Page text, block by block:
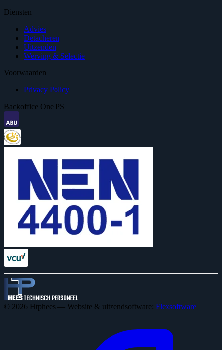
Diensten
Advies
Detacheren
Uitzenden
Werving & Selectie
Voorwaarden
Privacy Policy
Backoffice One PS
© 2026 Htphees — Website & uitzendsoftware: Flexsoftware